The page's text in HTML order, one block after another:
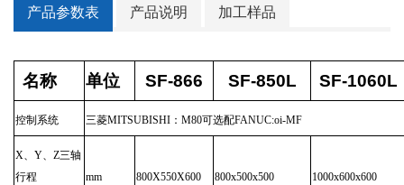
产品参数表 产品说明 加工样品
名称 单位 SF-866 SF-850L SF-1060L
控制系统 三菱MITSUBISHI：M80可选配FANUC:oi-MF
X、Y、Z三轴
行程
mm 800X550X600 800x500x500 1000x600x600